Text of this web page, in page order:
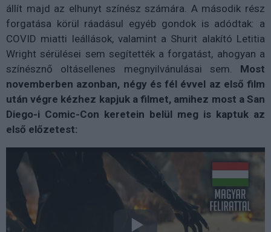
állít majd az elhunyt színész számára. A második rész
forgatása körül ráadásul egyéb gondok is adódtak: a
COVID miatti leállások, valamint a Shurit alakító Letitia
Wright sérülései sem segítették a forgatást, ahogyan a
színésznő oltásellenes megnyilvánulásai sem. Most
novemberben azonban, négy és fél évvel az első film
után végre kézhez kapjuk a filmet, amihez most a San
Diego-i Comic-Con keretein belül meg is kaptuk az
első előzetest: